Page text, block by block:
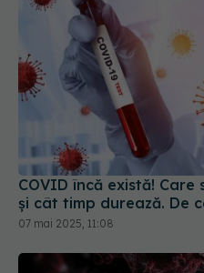
COVID încă există! Care
și cât timp durează. De
07 mai 2025, 11:08